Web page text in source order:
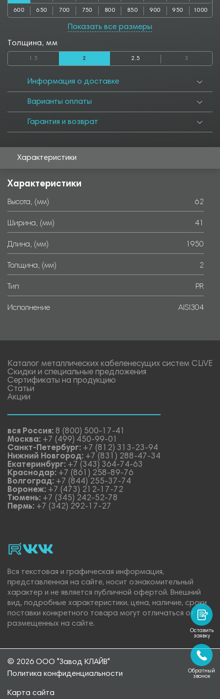
600 650 700 750 800 850 900 950 1000
1150 1200 1250 1300 1350
2000 2050 2500 2550 2800 2850 3000 3050 3500
3550 4000 4050 4500 4550 5000 5050 5500 5550
6000
Показать все размеры
Толщина, мм
1.5 2 2.5 3
Информация о доставке
Варианты оплаты
Гарантия и возврат
Характеристики
Характеристики
Высота, (мм) 62
Ширина, (мм) 41
Длина, (мм) 1950
Толщина, (мм) 2
Тип PR
Исполнение AISI304
Каталог металлических кабеленесущих систем CLiVE
Скидки и специальные предложения
Сертификаты на продукцию
Статьи
Акции
вся Россия: 8 (800) 500-17-41
Москва: +7 (499) 450-99-01
Санкт-Петербург: +7 (812) 313-23-94
Нижний Новгород: +7 (831) 288-47-34
Екатеринбург: +7 (343) 364-74-63
Краснодар: +7 (861) 258-89-76
Волгоград: +7 (844) 255-37-74
Воронеж: +7 (473) 212-17-72
Тюмень: +7 (345) 242-52-78
Пермь: +7 (342) 292-17-27
rutubevk_video.
Vk.
Вся текстовая и графическая информация,
представленная на сайте, носит ознакомительный
характер и не является публичной офертой. Внешний
вид, подробные характеристики, цена, наличие, сроки
поставки конкретного товара могут отличаться от
размещенных на сайте.
© 2026 ООО "Завод КЛАЙВ"
Политика конфиденциальности
Карта сайта
Оставить
заявку
Обратный
звонок